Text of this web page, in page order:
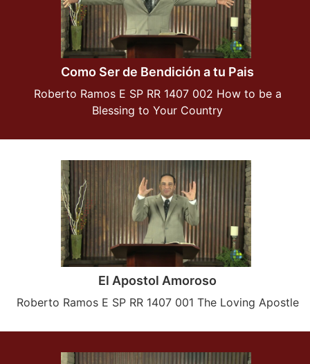
Como Ser de Bendición a tu Pais
Roberto Ramos E SP RR 1407 002 How to be a
Blessing to Your Country
El Apostol Amoroso
Roberto Ramos E SP RR 1407 001 The Loving Apostle